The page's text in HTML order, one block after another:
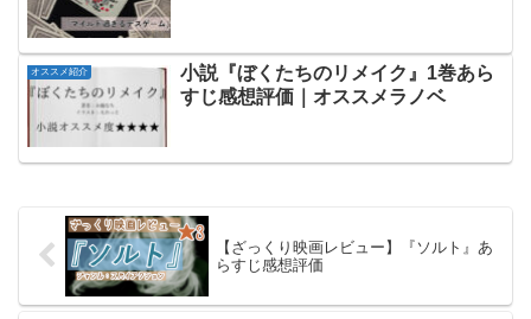
オススメ紹介
小説『ぼくたちのリメイク』1巻あら
すじ感想評価｜オススメラノベ
【ざっくり映画レビュー】『ソルト』あ
らすじ感想評価